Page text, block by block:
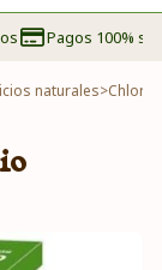
Pagos 100%
naturales>